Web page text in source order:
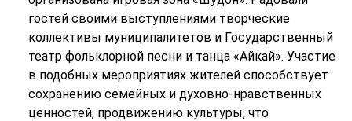
гостей своими выступлениями творческие
коллективы муниципалитетов и Государственный
театр фольклорной песни и танца «Айкай». Участие
в подобных мероприятиях жителей способствует
сохранению семейных и духовно-нравственных
ценностей, продвижению культуры, что